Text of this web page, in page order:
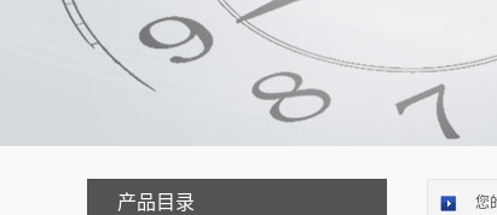
产品目录 您